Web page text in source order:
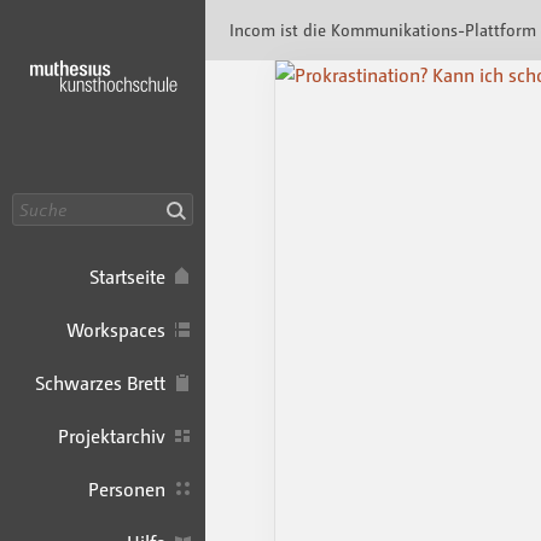
Startseite
Workspaces
Schwarzes Brett
Projektarchiv
Personen
Incom ist die Kommunikations-Plattform